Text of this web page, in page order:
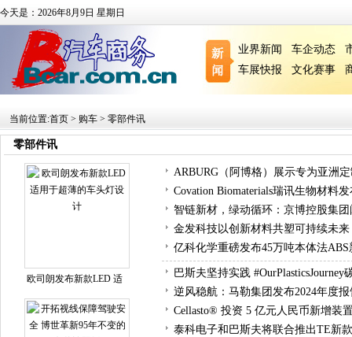
今天是：2026年8月9日 星期日
业界新闻 车企动态
车展快报
文化赛事
当前位置:首页 > 购车 > 零部件讯
零部件讯
欧司朗发布新款LED 适
ARBURG（阿博格）展示专为亚洲
Covation Biomaterials瑞讯生物材料
智链新材，绿动循环：京博控股集
金发科技以创新材料共塑可持续未来
亿科化学重磅发布45万吨本体法ABS
巴斯夫坚持实践 #OurPlasticsJourney
逆风稳航：马勒集团发布2024年度报
Cellasto® 投资 5 亿元人民币新增装
泰科电子和巴斯夫将联合推出TE新